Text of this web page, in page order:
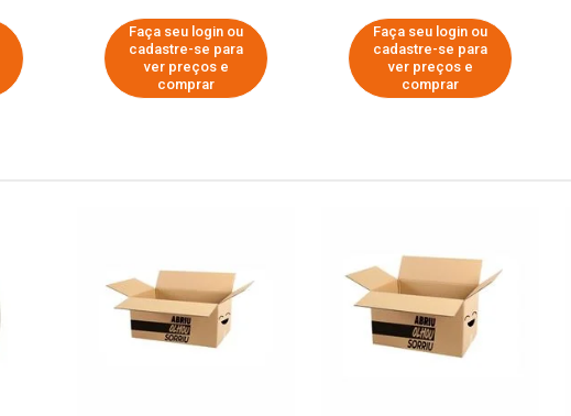
Faça seu login ou
cadastre-se para
ver preços e
comprar
Faça seu login ou
cadastre-se para
ver preços e
comprar